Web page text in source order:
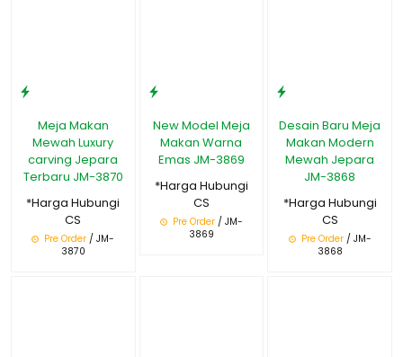
Meja Makan
Mewah Luxury
carving Jepara
Terbaru JM-3870
*Harga Hubungi
CS
Pre Order / JM-
3870
New Model Meja
Makan Warna
Emas JM-3869
*Harga Hubungi
CS
Pre Order/ JM-
3869
Desain Baru Meja
Makan Modern
Mewah Jepara
JM-3868
*Harga Hubungi
CS
Pre Order/ JM-
3868